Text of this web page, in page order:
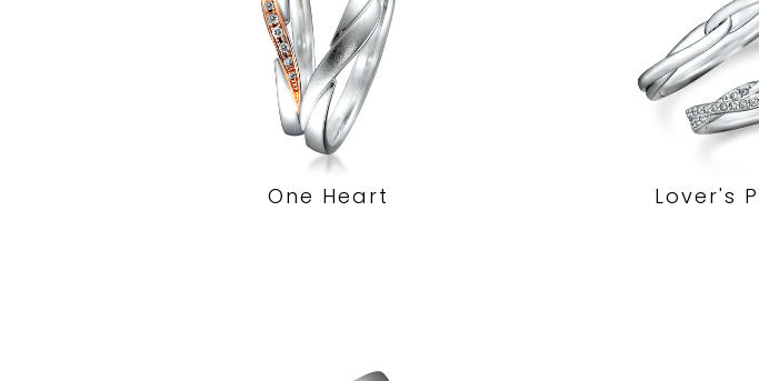
One Heart Lover's